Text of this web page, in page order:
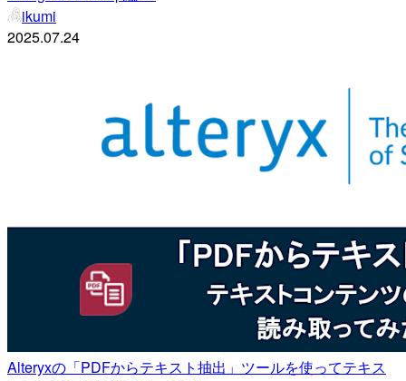
ikumi
2025.07.24
Alteryxの「PDFからテキスト抽出」ツールを使ってテキス